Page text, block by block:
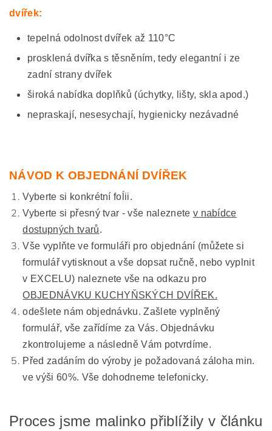
dvířek:
tepelná odolnost dvířek až 110°C
prosklená dvířka s těsněním, tedy elegantní i ze
zadní strany dvířek
široká nabídka doplňků (úchytky, lišty, skla apod.)
nepraskají, nesesychají, hygienicky nezávadné
NÁVOD K OBJEDNÁNÍ DVÍŘEK
Vyberte si konkrétní foĺii.
Vyberte si přesný tvar - vše naleznete v nabídce
dostupných tvarů.
Vše vyplňte ve formuláři pro objednání (můžete si
formulář vytisknout a vše dopsat ručně, nebo vyplnit
v EXCELU) naleznete vše na odkazu pro
OBJEDNÁVKU KUCHYŇSKÝCH DVÍŘEK.
odešlete nám objednávku. Zašlete vyplněný
formulář, vše zařídíme za Vás. Objednávku
zkontrolujeme a následně Vám potvrdíme.
Před zadáním do výroby je požadovaná záloha min.
ve výši 60%. Vše dohodneme telefonicky.
Proces jsme malinko přiblížily v článku